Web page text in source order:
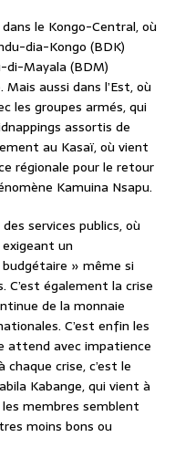
le Kongo-Central, où
dia-Kongo (BDK)
Mayala (BDM)
aussi dans l’Est, où
les groupes armés, qui
assortis de
au Kasaï, où vient
régionale pour le retour
Kamuina Nsapu.
services publics, où
un
» même si
également la crise
de la monnaie
C’est enfin les
attend avec impatience
chaque crise, c’est le
Kabange, qui vient à
membres semblent
moins bons ou